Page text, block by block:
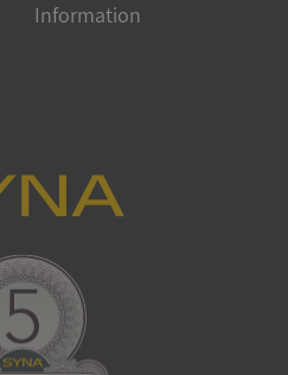
Information
Microsoft
Corporation
.syna.se